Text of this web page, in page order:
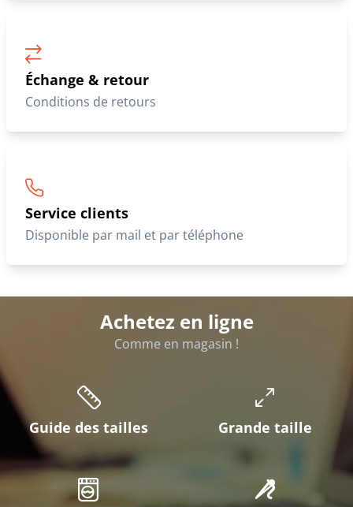
Échange & retour
Conditions de retours
Service clients
Disponible par mail et par téléphone
Achetez en ligne
Comme en magasin !
Guide des tailles Grande taille